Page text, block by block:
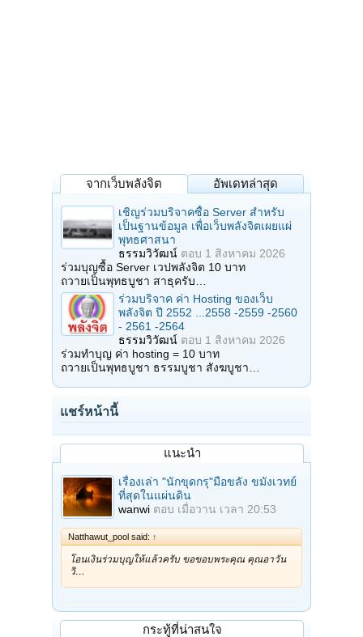
จากเว็บพลังจิต อัพเดทล่าสุด
เชิญร่วมบริจาคซื้อ Server สำหรับ
เป็นฐานข้อมูล เพื่อเว็บพลังจิตเผยแผ่
พุทธศาสนา
ธรรมวิวัฒน์ ตอบ 1 สิงหาคม 2026
ร่วมบุญซื้อ Server เวปพลังจิต 10 บาท
ถวายเป็นพุทธบูชา สาธุครับ…
ร่วมบริจาค ค่า Hosting ของเว็บ
พลังจิต ปี 2552 ...2558 -2559 -2560
- 2561 -2564
ธรรมวิวัฒน์ ตอบ 1 สิงหาคม 2026
ร่วมทำบุญ ค่า hosting = 10 บาท
ถวายเป็นพุทธบูชา ธรรมบูชา สังฆบูชา…
แชร์หน้านี้
แนะนำ
เรื่องเล่า "นักขุดกรุ"มือขลัง ขมังเวทย์
ที่สุดในแผ่นดิน
wanwi ตอบ เมื่อวาน เวลา 20:53
Natthawut_pool said: ↑
โอนเงินร่วมบุญให้แล้วครับ ขอขอบพระคุณ คุณอาวัน
วิ…
กระทู้ที่น่าสนใจ